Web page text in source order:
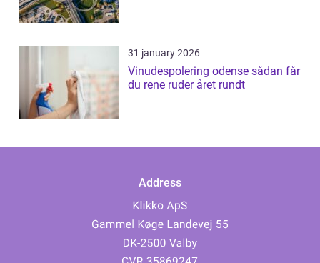
31 january 2026
Vinudespolering odense sådan får
du rene ruder året rundt
Address